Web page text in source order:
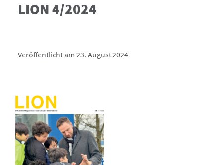
LION 4/2024
Veröffentlicht am 23. August 2024